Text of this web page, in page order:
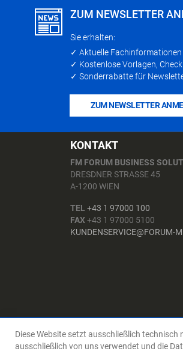
ZUM NEWSLETTER
Sie erhalten:
✓ Aktuelle
✓ Kostenlose Vorlagen,
✓ Sonderrabatte für
ZUM NEWSLETTER
KONTAKT
FM FORUM BUSINESS
DRESDNER STRASSE 45
A-1200 WIEN
TEL +43 1 97000 100
FAX+43 1 97000 5100
KUNDENSERVICE@FORUM-
Diese Website setzt ausschließlich
ausschließlich von uns verwendet und die